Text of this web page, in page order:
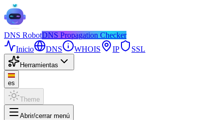
DNS RobotDNS Propagation Checker
Inicio
DNS WHOIS IP SSL
Herramientas
es
Theme
Abrir/cerrar menú